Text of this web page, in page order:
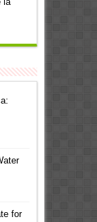
for